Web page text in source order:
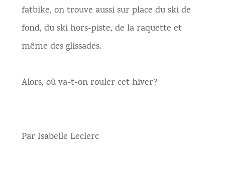
fatbike, on trouve aussi sur place du ski de
fond, du ski hors-piste, de la raquette et
même des glissades.
Alors, où va-t-on rouler cet hiver?
Par Isabelle Leclerc